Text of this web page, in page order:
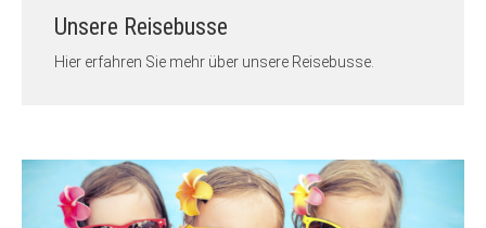
Unsere Reisebusse
Hier erfahren Sie mehr über unsere Reisebusse.